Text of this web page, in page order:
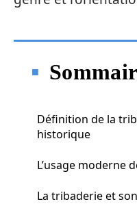
Définition de la
historique
L’usage moderne
La tribaderie et